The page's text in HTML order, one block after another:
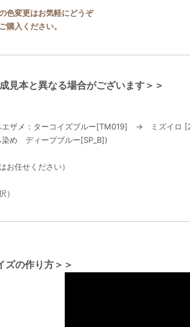
色変更はお気軽にどうぞ
購入ください。
本と異なる場合がございます＞＞
エザメ：ターコイズブルー[TM019] → ミズイロ
染め ディープブルー[SP_B])
お任せください）
）
ズの作り方＞＞